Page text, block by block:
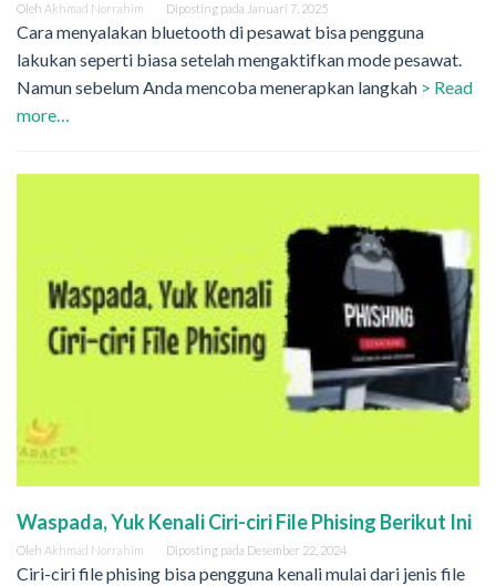
Oleh Akhmad Norrahim Diposting pada Januari 7, 2025
Cara menyalakan bluetooth di pesawat bisa pengguna
lakukan seperti biasa setelah mengaktifkan mode pesawat.
Namun sebelum Anda mencoba menerapkan langkah > Read
more…
Waspada, Yuk Kenali Ciri-ciri File Phising Berikut Ini
Oleh Akhmad Norrahim Diposting pada Desember 22, 2024
Ciri-ciri file phising bisa pengguna kenali mulai dari jenis file